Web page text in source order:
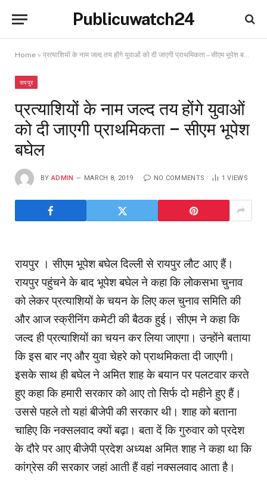
Publicuwatch24
Home » प्रत्याशियों के नाम जल्द तय होंगे युवाओं को दी जाएगी प्राथमिकता – सीएम भूपेश बघेल
रायपुर
प्रत्याशियों के नाम जल्द तय होंगे युवाओं
को दी जाएगी प्राथमिकता – सीएम भूपेश
बघेल
BY ADMIN MARCH 8, 2019 NO COMMENTS 1VIEWS
रायपुर । सीएम भूपेश बघेल दिल्ली से रायपुर लौट आए हैं।
रायपुर पहुंचने के बाद भूपेश बघेल ने कहा कि लोकसभा चुनाव
को लेकर प्रत्याशियों के चयन के लिए कल चुनाव समिति की
और आज स्क्रीनिंग कमेटी की बैठक हुई। सीएम ने कहा कि
जल्द ही प्रत्याशियों का चयन कर लिया जाएगा। उन्होंने बताया
कि इस बार नए और युवा चेहरे को प्राथमिकता दी जाएगी।
इसके साथ ही बघेल ने अमित शाह के बयान पर पलटवार करते
हुए कहा कि हमारी सरकार को आए तो सिर्फ दो महीने हुए हैं।
उससे पहले तो यहां बीजेपी की सरकार थी। शाह को बताना
चाहिए कि नक्सलवाद क्यों बढ़ा। बता दें कि गुरुवार को प्रदेश
के दौरे पर आए बीजेपी प्रदेश अध्यक्ष अमित शाह ने कहा था कि
कांग्रेस की सरकार जहां आती हैं वहां नक्सलवाद आता है।